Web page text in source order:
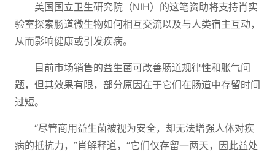
美国国立卫生研究院（NIH）的这笔资助将支持肖实
验室探索肠道微生物如何相互交流以及与人类宿主互动，
从而影响健康或引发疾病。
目前市场销售的益生菌可改善肠道规律性和胀气问
题，但其效果有限，部分原因在于它们在肠道中存留时间
过短。
“尽管商用益生菌被视为安全，却无法增强人体对疾
病的抵抗力，”肖解释道，“它们仅存留一两天，因此益处